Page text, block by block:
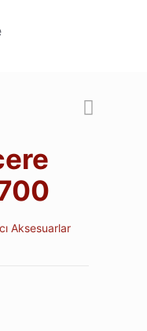
Aksesuarlar